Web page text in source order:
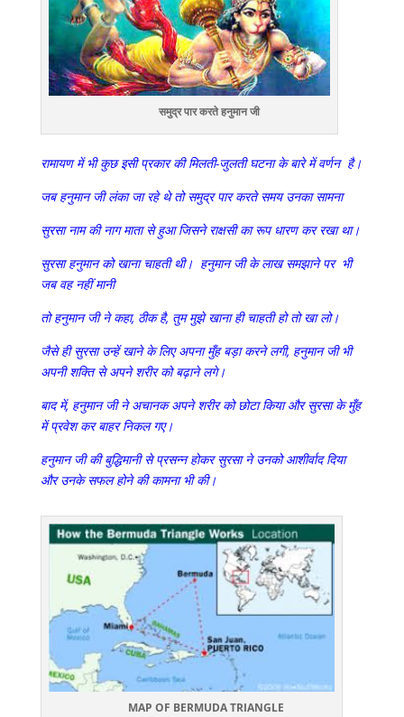
समुद्र पार करते हनुमान जी
रामायण में भी कुछ इसी प्रकार की मिलती-जुलती घटना के बारे में वर्णन है।
जब हनुमान जी लंका जा रहे थे तो समुद्र पार करते समय उनका सामना
सुरसा नाम की नाग माता से हुआ जिसने राक्षसी का रूप धारण कर रखा था।
सुरसा हनुमान को खाना चाहती थी। हनुमान जी के लाख समझाने पर भी
जब वह नहीं मानी
तो हनुमान जी ने कहा, ठीक है, तुम मुझे खाना ही चाहती हो तो खा लो।
जैसे ही सुरसा उन्हें खाने के लिए अपना मुँह बड़ा करने लगी, हनुमान जी भी
अपनी शक्ति से अपने शरीर को बढ़ाने लगे।
बाद में, हनुमान जी ने अचानक अपने शरीर को छोटा किया और सुरसा के मुँह
में प्रवेश कर बाहर निकल गए।
हनुमान जी की बुद्धिमानी से प्रसन्न होकर सुरसा ने उनको आशीर्वाद दिया
और उनके सफल होने की कामना भी की।
MAP OF BERMUDA TRIANGLE